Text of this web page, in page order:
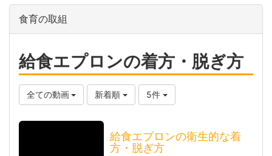
食育の取組
給食エプロンの着方・脱ぎ方
全ての動画 新着順 5件
給食エプロンの衛生的な着
方・脱ぎ方